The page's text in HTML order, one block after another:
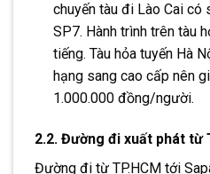
chuyến tàu đi Lào Cai có
SP7. Hành trình trên tàu
tiếng. Tàu hỏa tuyến Hà
hạng sang cao cấp nên
1.000.000 đồng/người.
2.2. Đường đi xuất phát từ
Đường đi từ TP.HCM tới